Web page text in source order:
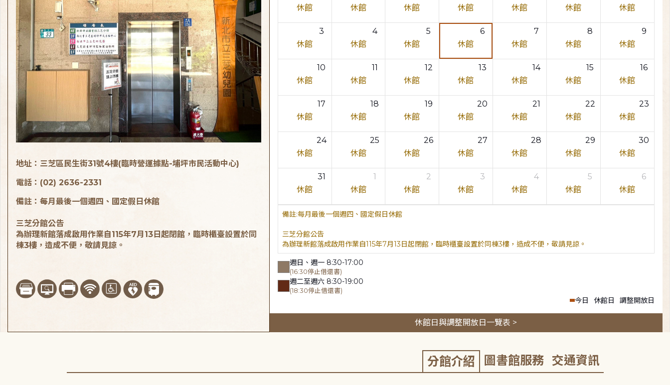
休館
休館
休館
休館
休館
休館
休館
3
休館
4
休館
5
休館
6
休館
7
休館
8
休館
9
休館
10
休館
11
休館
12
休館
13
休館
14
休館
15
休館
16
休館
17
休館
18
休館
19
休館
20
休館
21
休館
22
休館
23
休館
24
休館
25
休館
26
休館
27
休館
28
休館
29
休館
30
休館
31
休館
1
休館
2
休館
3
休館
4
休館
5
休館
6
休館
每月最後一個週四、國定假日休館
三芝分館公告
為辦理新館落成啟用作業自115年7月13日起閉館，臨時櫃臺設置於同棟3樓，造成不便，敬請見諒。
週日、週一 8:30-17:00
(16:30停止借還書)
週二至週六 8:30-19:00
(18:30停止借還書)
今日 休館日 調整開放日
休館日與調整開放日一覽表 >
地址：三芝區民生街31號4樓(臨時營運據點-埔坪市民活動中心)
電話：(02) 2636-2331
備註：每月最後一個週四、國定假日休館
三芝分館公告
為辦理新館落成啟用作業自115年7月13日起閉館，臨時櫃臺設置於同
棟3樓，造成不便，敬請見諒。
分館介紹 圖書館服務 交通資訊